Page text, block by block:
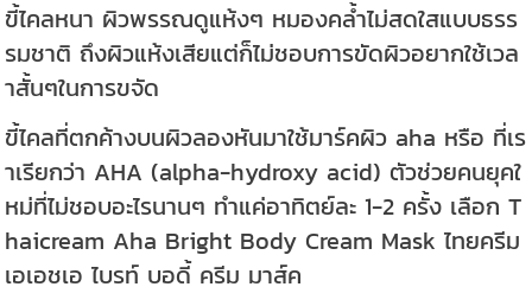
ขี้ไคลหนา ผิวพรรณดูแห้งๆ หมองคล้ำไม่สดใสแบบธรร
รมชาติ ถึงผิวแห้งเสียแต่ก็ไม่ชอบการขัดผิวอยากใช้เวล
าสั้นๆในการขจัด
ขี้ไคลที่ตกค้างบนผิวลองหันมาใช้มาร์คผิว aha หรือ ที่เร
าเรียกว่า AHA (alpha-hydroxy acid) ตัวช่วยคนยุคใ
หม่ที่ไม่ชอบอะไรนานๆ ทำแค่อาทิตย์ละ 1-2 ครั้ง เลือก T
haicream Aha Bright Body Cream Mask ไทยครีม
เอเอชเอ ไบรท์ บอดี้ ครีม มาส์ค